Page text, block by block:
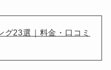
グ23選｜料金・口コミ